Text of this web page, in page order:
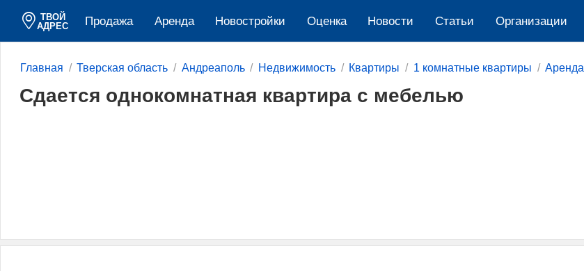
ТВОЙ
АДРЕС
Продажа Аренда Новостройки Оценка Новости Cтатьи Организации
Главная Тверская область Андреаполь Недвижимость Квартиры 1 комнатные квартиры Аренда
Сдается однокомнатная квартира с мебелью